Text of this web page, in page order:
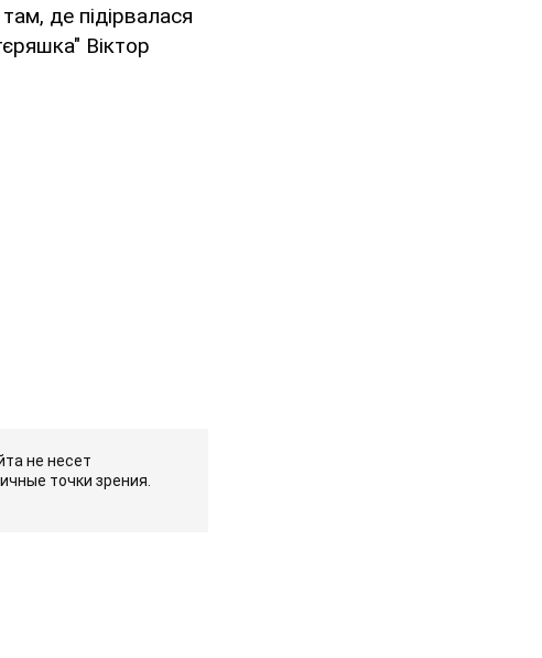
де підірвалася
Віктор
не несет
точки зрения.